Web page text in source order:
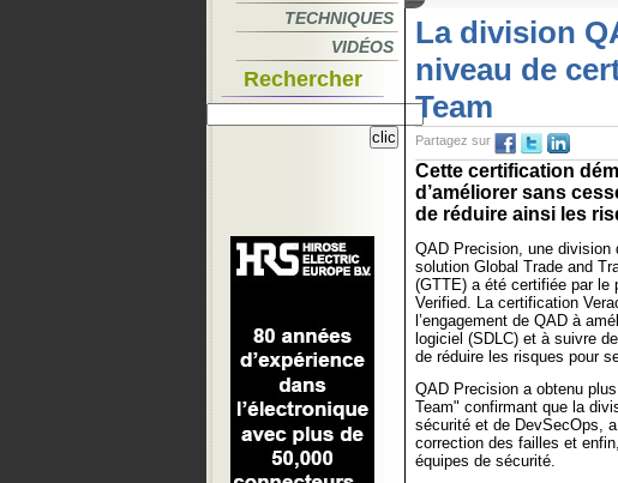
TECHNIQUES
VIDÉOS
Rechercher
La division
niveau de
Team
Partagez sur
Cette certification
d’améliorer sans
de réduire ainsi les
QAD Precision, une division
solution Global Trade and
(GTTE) a été certifiée par le
Verified. La certification
l’engagement de QAD à
logiciel (SDLC) et à suivre
de réduire les risques pour
QAD Precision a obtenu
Team" confirmant que la
sécurité et de DevSecOps,
correction des failles et
équipes de sécurité.